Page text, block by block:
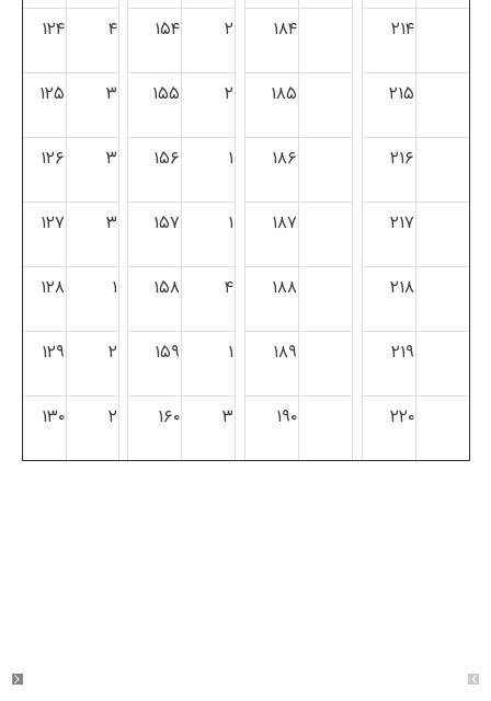
۲۱۴ ۱۸۴ ۲ ۱۵۴ ۴ ۱۲۴
۲۱۵ ۱۸۵ ۲ ۱۵۵ ۳ ۱۲۵
۲۱۶ ۱۸۶ ۱ ۱۵۶ ۳ ۱۲۶
۲۱۷ ۱۸۷ ۱ ۱۵۷ ۳ ۱۲۷
۲۱۸ ۱۸۸ ۴ ۱۵۸ ۱ ۱۲۸
۲۱۹ ۱۸۹ ۱ ۱۵۹ ۲ ۱۲۹
۲۲۰ ۱۹۰ ۳ ۱۶۰ ۲ ۱۳۰